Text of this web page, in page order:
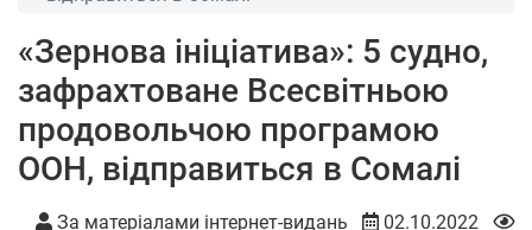
«Зернова ініціатива»: 5 судно,
зафрахтоване Всесвітньою
продовольчою програмою
ООН, відправиться в Сомалі
За матеріалами інтернет-видань
02.10.2022